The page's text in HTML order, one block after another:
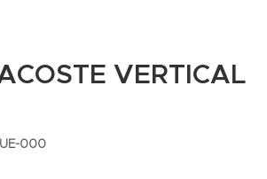
VERTICAL
000